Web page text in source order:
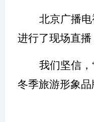
北京广播
进行了现场直播
我们坚信，
冬季旅游形象